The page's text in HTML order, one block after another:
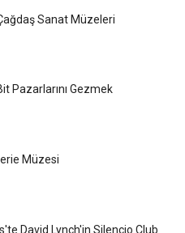
Sanat Müzeleri
Pazarlarını Gezmek
Müzesi
David Lynch'in Silencio Club